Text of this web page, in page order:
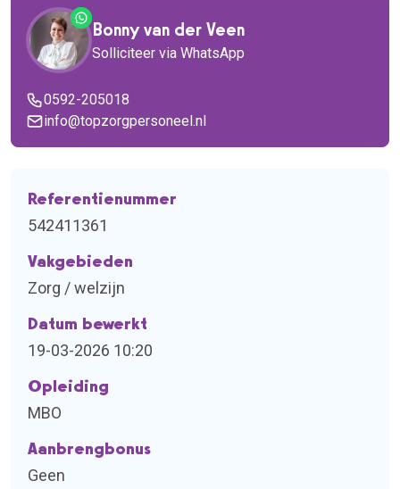
Bonny van der Veen
Solliciteer via WhatsApp
0592-205018
info@topzorgpersoneel.nl
Referentienummer
542411361
Vakgebieden
Zorg / welzijn
Datum bewerkt
19-03-2026 10:20
Opleiding
MBO
Aanbrengbonus
Geen